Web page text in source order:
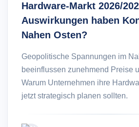
Hardware-Markt 2026/
Auswirkungen haben
Nahen Osten?
Geopolitische Spannungen im
beeinflussen zunehmend Preise
Warum Unternehmen ihre
jetzt strategisch planen sollten.